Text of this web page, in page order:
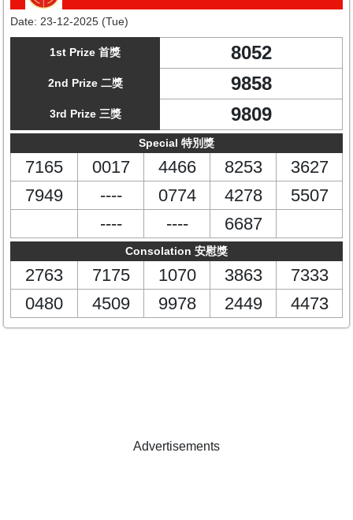
Date: 23-12-2025 (Tue)
1st Prize 首獎 8052
2nd Prize 二獎 9858
3rd Prize 三獎 9809
Special 特別獎
7165 0017 4466 8253
3627
7949
---- 0774 4278
5507
----
---- 6687
Consolation 安慰獎
2763 7175 1070 3863
7333
0480
4509 9978 2449 4473
Advertisements